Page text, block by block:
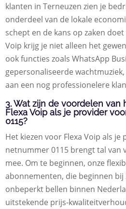
klanten in Terneuzen zien je
onderdeel van de lokale
schept en de kans op zaken
Voip krijg je niet alleen het
ook functies zoals WhatsApp
gepersonaliseerde
aan een nog professionelere
3. Wat zijn de voordelen van
Flexa Voip als je provider
0115?
Het kiezen voor Flexa Voip als
netnummer 0115 brengt tal van
mee. Om te beginnen, onze
abonnementen, die beginnen
onbeperkt bellen binnen
uitstekende prijs-